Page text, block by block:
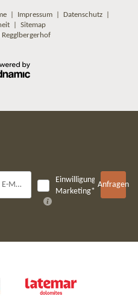
| Impressum| Datenschutz|
| Sitemap
E-Mail*
Einwilligung
Marketing*
Anfragen